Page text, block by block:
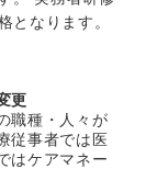
となります。
更
職種・人々が
従事者では医
はケアマネー